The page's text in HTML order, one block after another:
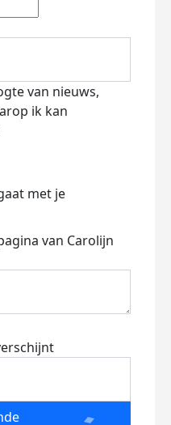
van nieuws,
ik kan
met je
van Carolijn